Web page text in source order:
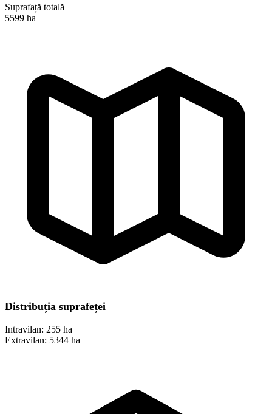
Suprafață totală
5599 ha
Distribuția suprafeței
Intravilan: 255 ha
Extravilan: 5344 ha